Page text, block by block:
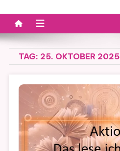
TAG: 25. OKTOBER 2025